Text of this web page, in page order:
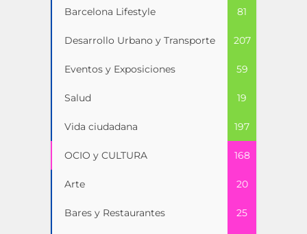
Barcelona Lifestyle 81
Desarrollo Urbano y Transporte 207
Eventos y Exposiciones 59
Salud 19
Vida ciudadana 197
OCIO y CULTURA 168
Arte 20
Bares y Restaurantes 25